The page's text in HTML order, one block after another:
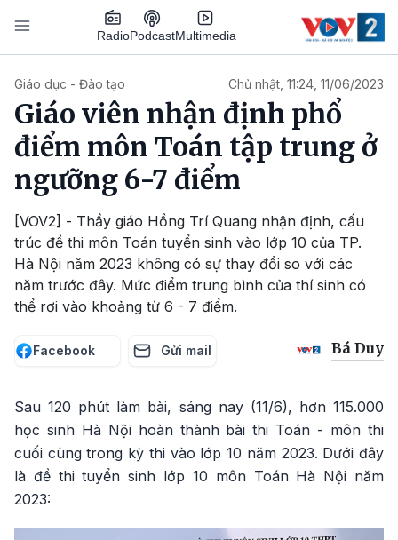
Nhảy đến nội dung
RadioPodcastMultimedia
Giáo dục - Đào tạo Chủ nhật, 11:24, 11/06/2023
Giáo viên nhận định phổ
điểm môn Toán tập trung ở
ngưỡng 6-7 điểm
[VOV2] - Thầy giáo Hồng Trí Quang nhận định, cấu
trúc đề thi môn Toán tuyển sinh vào lớp 10 của TP.
Hà Nội năm 2023 không có sự thay đổi so với các
năm trước đây. Mức điểm trung bình của thí sinh có
thể rơi vào khoảng từ 6 - 7 điểm.
Facebook Gửi mail Bá Duy
Sau 120 phút làm bài, sáng nay (11/6), hơn 115.000
học sinh Hà Nội hoàn thành bài thi Toán - môn thi
cuối cùng trong kỳ thi vào lớp 10 năm 2023. Dưới đây
là đề thi tuyển sinh lớp 10 môn Toán Hà Nội năm
2023: